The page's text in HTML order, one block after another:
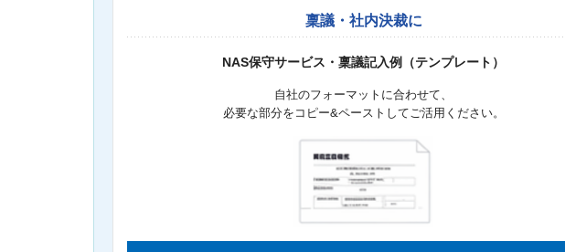
稟議・社内決裁に
NAS保守サービス・稟議記入例（テンプレート）
自社のフォーマットに合わせて、
必要な部分をコピー&ペーストしてご活用ください。